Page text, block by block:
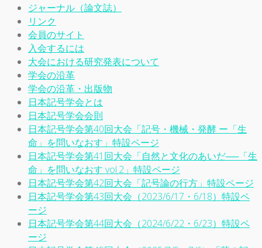
ジャーナル（論文誌）
リンク
会員のサイト
入会するには
大会における研究発表について
学会の沿革
学会の沿革・出版物
日本記号学会とは
日本記号学会会則
日本記号学会第40回大会「記号・機械・発酵 ー「生
命」を問いなおす」特設ページ
日本記号学会第41回大会「自然と文化のあいだ──「生
命」を問いなおす vol.2」特設ページ
日本記号学会第42回大会「記号論の行方」特設ページ
日本記号学会第43回大会（2023/6/17・6/18）特設ペ
ージ
日本記号学会第44回大会（2024/6/22・6/23）特設ペ
ージ